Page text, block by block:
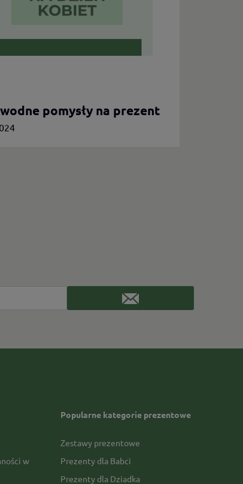
pomysły na prezent
Kobiet.
w
Popularne kategorie prezentowe
Zestawy prezentowe
Prezenty dla Babci
Prezenty dla Dziadka